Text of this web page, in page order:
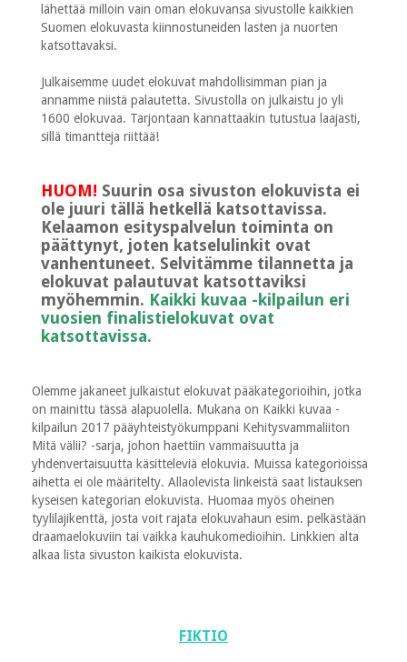
lähettää milloin vain oman elokuvansa sivustolle kaikkien
Suomen elokuvasta kiinnostuneiden lasten ja nuorten
katsottavaksi.
Julkaisemme uudet elokuvat mahdollisimman pian ja
annamme niistä palautetta. Sivustolla on julkaistu jo yli
1600 elokuvaa. Tarjontaan kannattaakin tutustua laajasti,
sillä timantteja riittää!
HUOM! Suurin osa sivuston elokuvista ei
ole juuri tällä hetkellä katsottavissa.
Kelaamon esityspalvelun toiminta on
päättynyt, joten katselulinkit ovat
vanhentuneet. Selvitämme tilannetta ja
elokuvat palautuvat katsottaviksi
myöhemmin. Kaikki kuvaa -kilpailun eri
vuosien finalistielokuvat ovat
katsottavissa.
Olemme jakaneet julkaistut elokuvat pääkategorioihin, jotka
on mainittu tässä alapuolella. Mukana on Kaikki kuvaa -
kilpailun 2017 pääyhteistyökumppani Kehitysvammaliiton
Mitä välii? -sarja, johon haettiin vammaisuutta ja
yhdenvertaisuutta käsitteleviä elokuvia. Muissa kategorioissa
aihetta ei ole määritelty. Allaolevista linkeistä saat listauksen
kyseisen kategorian elokuvista. Huomaa myös oheinen
tyylilajikenttä, josta voit rajata elokuvahaun esim. pelkästään
draamaelokuviin tai vaikka kauhukomedioihin. Linkkien alta
alkaa lista sivuston kaikista elokuvista.
FIKTIO